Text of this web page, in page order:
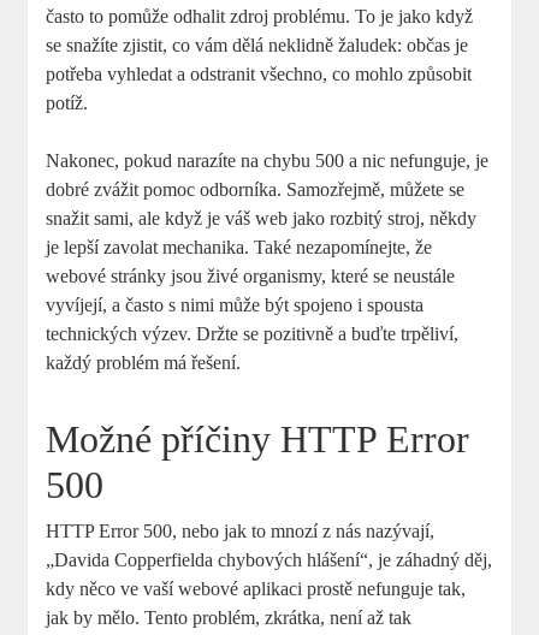
často to pomůže odhalit zdroj problému. To je jako když
se snažíte zjistit, co vám dělá neklidně žaludek: občas je
potřeba vyhledat a odstranit všechno, co mohlo způsobit
potíž.
Nakonec, pokud narazíte na chybu 500 a nic nefunguje, je
dobré zvážit pomoc odborníka. Samozřejmě, můžete se
snažit sami, ale když je váš web jako rozbitý stroj, někdy
je lepší zavolat mechanika. Také nezapomínejte, že
webové stránky jsou živé organismy, které se neustále
vyvíjejí, a často s nimi může být spojeno i spousta
technických výzev. Držte se pozitivně a buďte trpěliví,
každý problém má řešení.
Možné příčiny HTTP Error
500
HTTP Error 500, nebo jak to mnozí z nás nazývají,
„Davida Copperfielda chybových hlášení“, je záhadný děj,
kdy něco ve vaší webové aplikaci prostě nefunguje tak,
jak by mělo. Tento problém, zkrátka, není až tak